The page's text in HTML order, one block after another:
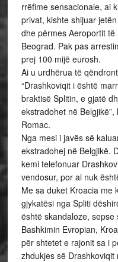
rrëfime sensacionale, ai
privat, kishte shijuar
dhe përmes Aeroportit
Beograd. Pak pas
prej 100 mijë eurosh.
Ai u urdhërua të
“Drashkoviqit i është
braktisë Splitin, e gjatë
ekstradohet në
Romac.
Nga mesi i javës së
ekstradohej në Belgjikë.
kemi telefonuar
vendosur, por ai nuk
Me sa duket Kroacia me
gjykatësi nga Spliti
është skandaloze,
Bashkimin Evropian,
për shtetet e rajonit sa i
zhdukjes së